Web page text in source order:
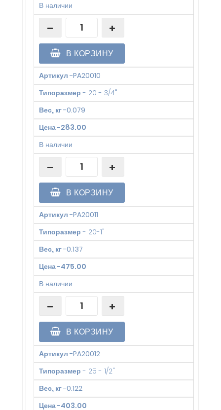
В наличии
В КОРЗИНУ
Артикул -PA20010
Типоразмер - 20 - 3/4"
Вес, кг-0.079
Цена-283.00
В наличии
В КОРЗИНУ
Артикул -PA20011
Типоразмер - 20-1"
Вес, кг-0.137
Цена-475.00
В наличии
В КОРЗИНУ
Артикул -PA20012
Типоразмер - 25 - 1/2"
Вес, кг-0.122
Цена-403.00